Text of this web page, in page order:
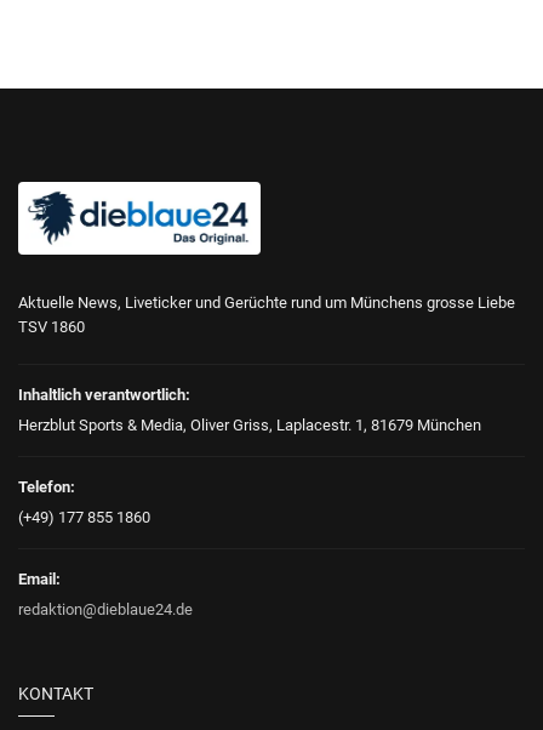
Aktuelle News, Liveticker und Gerüchte rund um Münchens grosse Liebe
TSV 1860
Inhaltlich verantwortlich:
Herzblut Sports & Media, Oliver Griss, Laplacestr. 1, 81679 München
Telefon:
(+49) 177 855 1860
Email:
redaktion@dieblaue24.de
KONTAKT